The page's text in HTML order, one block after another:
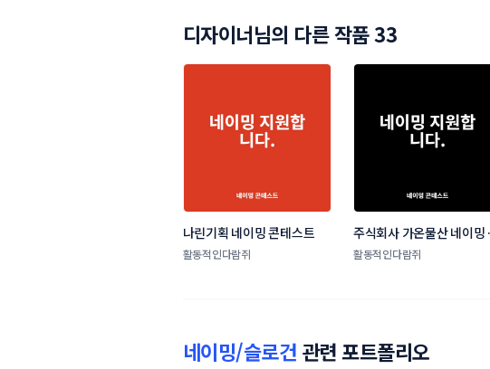
디자이너님의 다른 작품 33
나린기획 네이밍 콘테스트
활동적인다람쥐
주식회사 가온물산 네이밍
테스트
활동적인다람쥐
네이밍/슬로건 관련 포트폴리오